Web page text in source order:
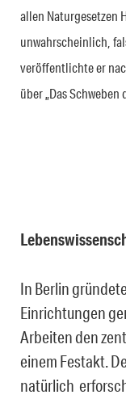
allen Naturgesetzen
unwahrscheinlich,
veröffentlichte er
über „Das Schweben
In Berlin
Einrichtungen
Arbeiten den
einem Festakt.
natürlich